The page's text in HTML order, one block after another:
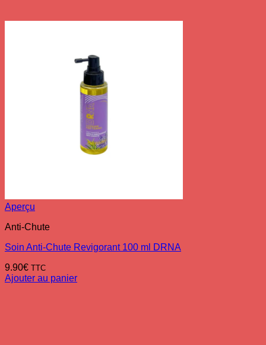
Aperçu
Anti-Chute
Soin Anti-Chute Revigorant 100 ml DRNA
9.90€ TTC
Ajouter au panier